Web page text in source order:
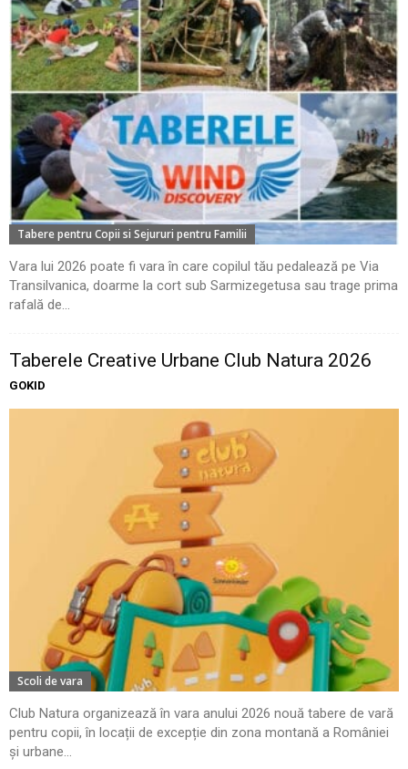
Tabere pentru Copii si Sejururi pentru Familii
Vara lui 2026 poate fi vara în care copilul tău pedalează pe Via
Transilvanica, doarme la cort sub Sarmizegetusa sau trage prima
rafală de...
Taberele Creative Urbane Club Natura 2026
GOKID
Scoli de vara
Club Natura organizează în vara anului 2026 nouă tabere de vară
pentru copii, în locații de excepție din zona montană a României
și urbane...